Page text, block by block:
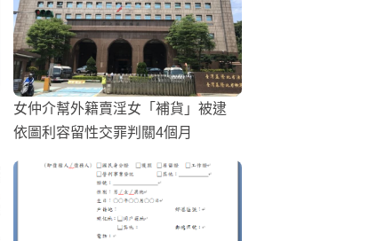
女仲介幫外籍賣淫女「補貨」被逮
依圖利容留性交罪判關4個月